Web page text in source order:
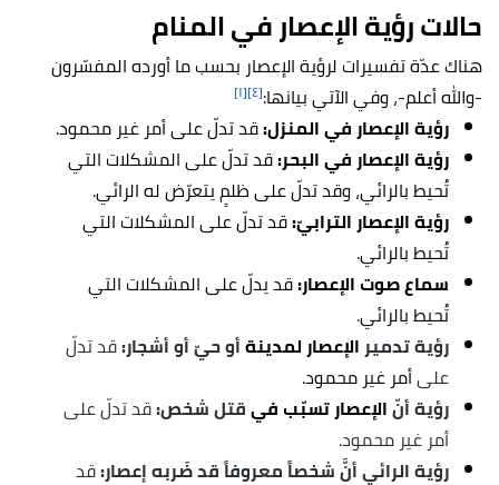
حالات رؤية الإعصار في المنام
هناك عدّة تفسيرات لرؤيةالإعصار بحسب ما أورده المفسّرون
-والله أعلم-، وفي الآتي بيانها:[٤] [١]
رؤية الإعصار في المنزل:قد تدلّ على أمر غير محمود.
رؤية الإعصار في البحر:قد تدلّ على المشكلات التي
تُحيط بالرائي، وقد تدلّ على ظلمٍ يتعرّض له الرائي.
رؤية الإعصار الترابيّ:قد تدلّ على المشكلات التي
تُحيط بالرائي.
سماع صوت الإعصار:قد يدلّ على المشكلات التي
تُحيط بالرائي.
رؤية تدميرالإعصار لمدينةأو حيّ أو أشجار:قد تدلّ
علىأمر غير محمود.
رؤية أنّالإعصار تسبّب فيقتل شخص:قد تدلّ على
أمر غير محمود.
رؤية الرائي أنَّ شخصاً معروفاً قد ضَربه إعصار:قد